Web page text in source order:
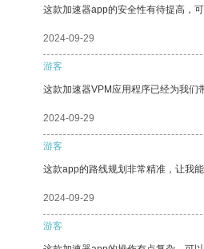
这款加速器app的安全性有待提高，
2024-09-29
游客
这款加速器VPM应用程序已经为我们
2024-09-29
游客
这款app的路线规划非常精准，让我能
2024-09-29
游客